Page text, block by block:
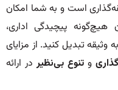
است و به شما امکان
پیچیدگی اداری،
وثیقه تبدیل کنید. از مزایای
و تنوع بی‌نظیردر ارائه